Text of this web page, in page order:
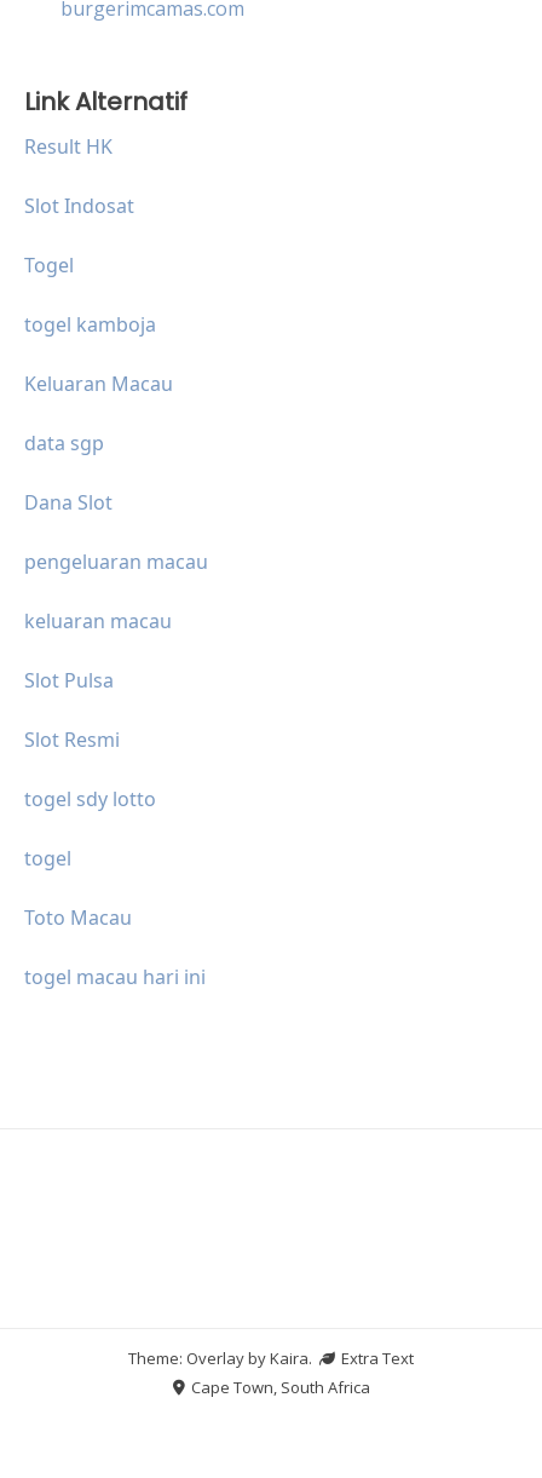
burgerimcamas.com
Link Alternatif
Result HK
Slot Indosat
Togel
togel kamboja
Keluaran Macau
data sgp
Dana Slot
pengeluaran macau
keluaran macau
Slot Pulsa
Slot Resmi
togel sdy lotto
togel
Toto Macau
togel macau hari ini
Theme: Overlay byKaira.
Extra Text
Cape Town, South Africa